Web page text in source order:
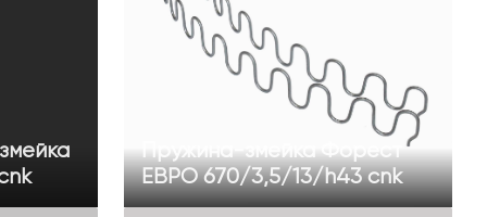
Пружина-змейка Форест
ЕВРО 670/3,5/13/h43 cnk